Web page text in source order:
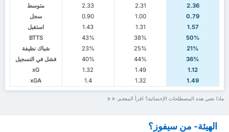
متوسط
2.33 2.31
2.36
سجل
0.90 1.00
0.79
استقبل
1.43 1.31
1.57
BTTS
43% 38%
50%
شباك نظيفة
23% 25%
21%
فشل في التسجيل
40% 44%
36%
xG
1.32 1.49
1.12
xGA
1.4 1.32 1.49
ماذا تعني هذه المصطلحات الإحصائية؟ اقرأ المعجم.
الهيئة- من سيفوز؟